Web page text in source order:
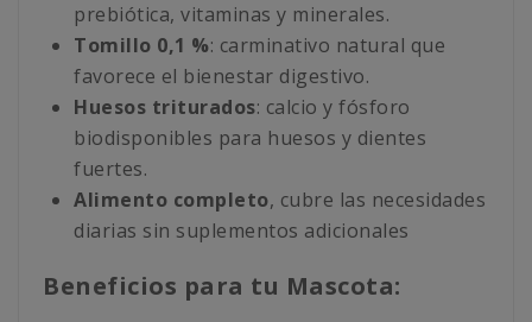
prebiótica, vitaminas y minerales.
Tomillo 0,1 %: carminativo natural que
favorece el bienestar digestivo.
Huesos triturados: calcio y fósforo
biodisponibles para huesos y dientes
fuertes.
Alimento completo, cubre las necesidades
diarias sin suplementos adicionales
Beneficios para tu Mascota: